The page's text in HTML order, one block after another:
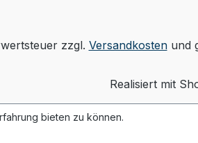
zzgl. Versandkostenund
Realisiert mit
bieten zu können.